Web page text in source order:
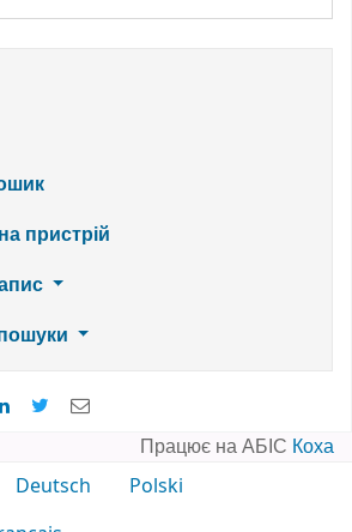
пристрій
Працює на АБІС Коха
Deutsch
Polski